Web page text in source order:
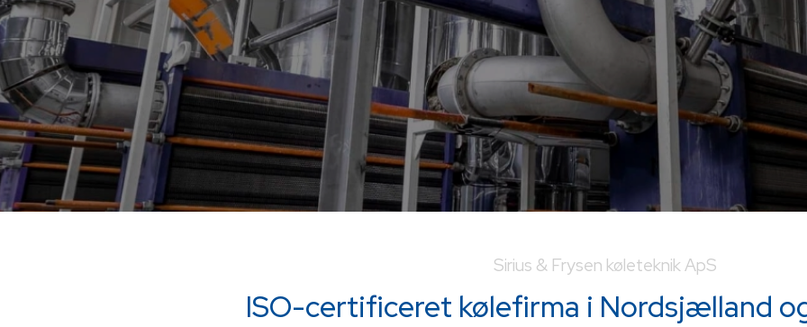
Sirius & Frysen køleteknik ApS
ISO-certificeret kølefirma i Nordsjælland